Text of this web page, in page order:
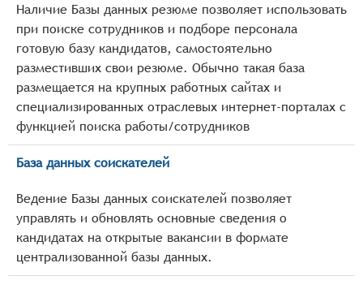
Наличие Базы данных резюме позволяет использовать
при поиске сотрудников и подборе персонала
готовую базу кандидатов, самостоятельно
разместивших свои резюме. Обычно такая база
размещается на крупных работных сайтах и
специализированных отраслевых интернет-порталах с
функцией поиска работы/сотрудников
База данных соискателей
Ведение Базы данных соискателей позволяет
управлять и обновлять основные сведения о
кандидатах на открытые вакансии в формате
централизованной базы данных.